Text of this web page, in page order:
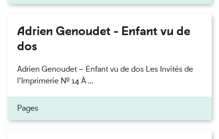
Adrien Genoudet - Enfant vu de
dos
Adrien Genoudet – Enfant vu de dos Les Invités de
l’Imprimerie n° 14 À ...
Pages